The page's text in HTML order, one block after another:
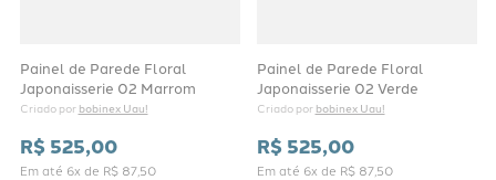
Painel de Parede Floral
Japonaisserie 02 Marrom
Criado por bobinex Uau!
R$ 525,00
Em até 6x de R$ 87,50
Painel de Parede Floral
Japonaisserie 02 Verde
Criado por bobinex Uau!
R$ 525,00
Em até 6x de R$ 87,50